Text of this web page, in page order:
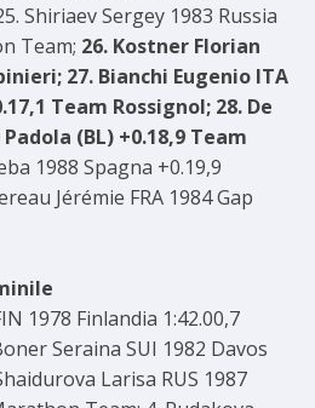
Shiriaev Sergey 1983 Russia
Team; 26. Kostner Florian
27. Bianchi Eugenio ITA
Team Rossignol; 28. De
(BL) +0.18,9 Team
1988 Spagna +0.19,9
Jérémie FRA 1984 Gap
1978 Finlandia 1:42.00,7
Seraina SUI 1982 Davos
Larisa RUS 1987